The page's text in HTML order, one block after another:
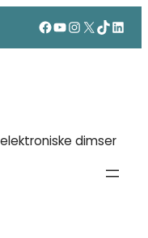
Facebook
YouTube
Instagram
X TikTok
dimser